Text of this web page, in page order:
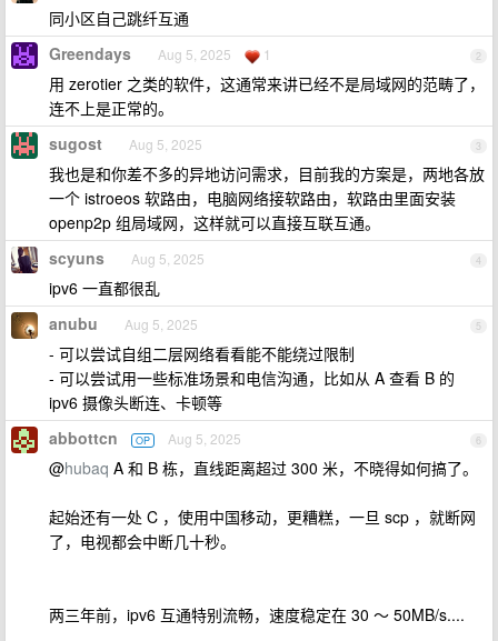
同小区自己跳纤互通
2
Greendays Aug 5, 2025 1
用 zerotier 之类的软件，这通常来讲已经不是局域网的范畴了，
连不上是正常的。
3
sugost Aug 5, 2025
我也是和你差不多的异地访问需求，目前我的方案是，两地各放
一个 istroeos 软路由，电脑网络接软路由，软路由里面安装
openp2p 组局域网，这样就可以直接互联互通。
4
scyuns Aug 5, 2025
ipv6 一直都很乱
5
anubu Aug 5, 2025
- 可以尝试自组二层网络看看能不能绕过限制
- 可以尝试用一些标准场景和电信沟通，比如从 A 查看 B 的
ipv6 摄像头断连、卡顿等
6
abbottcn OP Aug 5, 2025
@hubaq A 和 B 栋，直线距离超过 300 米，不晓得如何搞了。
起始还有一处 C ，使用中国移动，更糟糕，一旦 scp ，就断网
了，电视都会中断几十秒。
两三年前，ipv6 互通特别流畅，速度稳定在 30 ～ 50MB/s....